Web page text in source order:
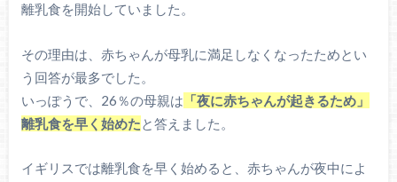
離乳食を開始していました。
その理由は、赤ちゃんが母乳に満足しなくなったためとい
う回答が最多でした。
いっぽうで、26％の母親は 「夜に赤ちゃんが起きるため」
離乳食を早く始めたと答えました。
イギリスでは離乳食を早く始めると、赤ちゃんが夜中によ